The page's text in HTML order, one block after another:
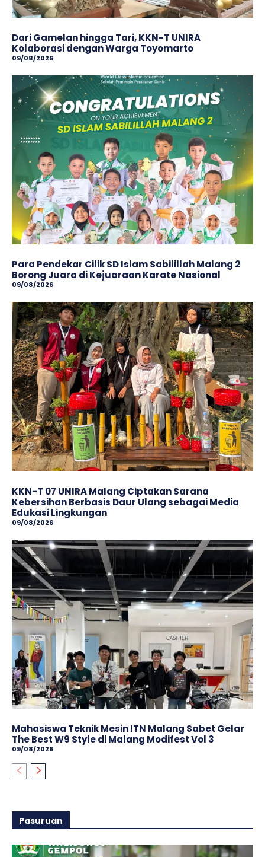
Dari Gamelan hingga Tari, KKN-T UNIRA
Kolaborasi dengan Warga Toyomarto
09/08/2026
Para Pendekar Cilik SD Islam Sabilillah Malang 2
Borong Juara di Kejuaraan Karate Nasional
09/08/2026
KKN-T 07 UNIRA Malang Ciptakan Sarana
Kebersihan Berbasis Daur Ulang sebagai Media
Edukasi Lingkungan
09/08/2026
Mahasiswa Teknik Mesin ITN Malang Sabet Gelar
The Best W9 Style di Malang Modifest Vol 3
09/08/2026
Pasuruan